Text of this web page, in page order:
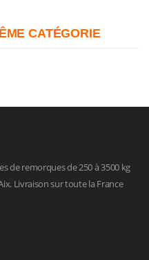
CATÉGORIE
de remorques de 250 à 3500 kg
Livraison sur toute la France